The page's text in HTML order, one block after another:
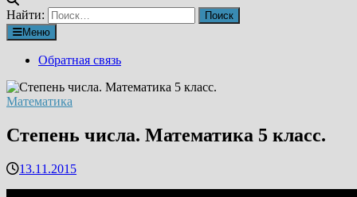
Найти:
Меню
Обратная связь
Математика
Степень числа. Математика 5 класс.
13.11.2015